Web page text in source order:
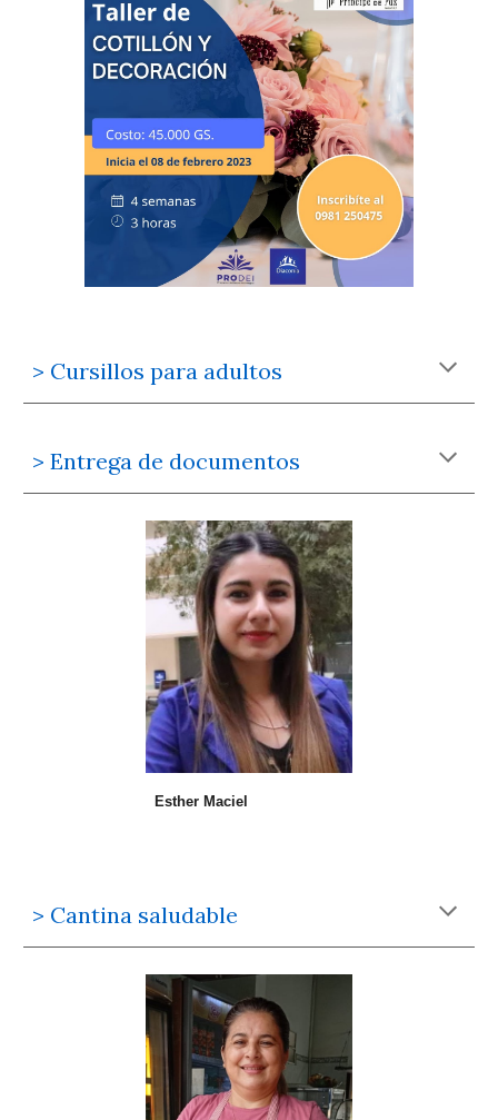
> Cursillos para adultos
> Entrega de documentos
Esther Maciel
> Cantina saludable